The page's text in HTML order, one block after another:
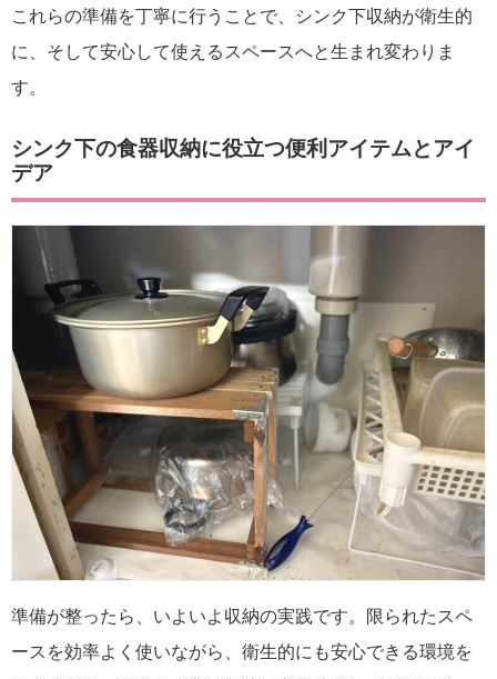
これらの準備を丁寧に行うことで、シンク下収納が衛生的
に、そして安心して使えるスペースへと生まれ変わりま
す。
シンク下の食器収納に役立つ便利アイテムとアイ
デア
準備が整ったら、いよいよ収納の実践です。限られたスペ
ースを効率よく使いながら、衛生的にも安心できる環境を